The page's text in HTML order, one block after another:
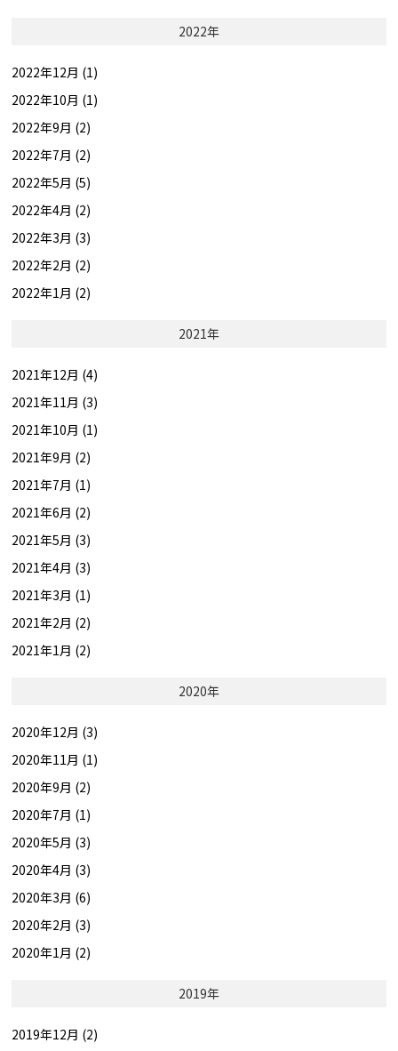
2022年
2022年12月 (1)
2022年10月 (1)
2022年9月 (2)
2022年7月 (2)
2022年5月 (5)
2022年4月 (2)
2022年3月 (3)
2022年2月 (2)
2022年1月 (2)
2021年
2021年12月 (4)
2021年11月 (3)
2021年10月 (1)
2021年9月 (2)
2021年7月 (1)
2021年6月 (2)
2021年5月 (3)
2021年4月 (3)
2021年3月 (1)
2021年2月 (2)
2021年1月 (2)
2020年
2020年12月 (3)
2020年11月 (1)
2020年9月 (2)
2020年7月 (1)
2020年5月 (3)
2020年4月 (3)
2020年3月 (6)
2020年2月 (3)
2020年1月 (2)
2019年
2019年12月 (2)